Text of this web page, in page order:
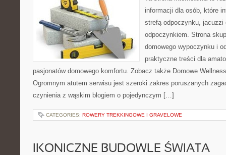
informacji dla osób, które
strefą odpoczynku, jacuzzi
odpoczynkiem. Strona
domowego wypoczynku i
praktyczne treści dla
pasjonatów domowego komfortu. Zobacz także Domowe
Ogromnym atutem serwisu jest szeroki zakres poruszanych
czynienia z wąskim blogiem o pojedynczym […]
CATEGORIES: ROWERY TREKKINGOWE I GRAVELOWE
IKONICZNE BUDOWLE ŚWIATA